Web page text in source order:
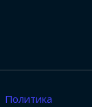
Политика